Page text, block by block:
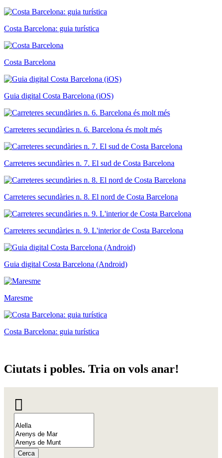
Costa Barcelona: guia turística
Costa Barcelona
Guia digital Costa Barcelona (iOS)
Carreteres secundàries n. 6. Barcelona és molt més
Carreteres secundàries n. 7. El sud de Costa Barcelona
Carreteres secundàries n. 8. El nord de Costa Barcelona
Carreteres secundàries n. 9. L'interior de Costa Barcelona
Guia digital Costa Barcelona (Android)
Maresme
Costa Barcelona: guia turística
Ciutats i pobles. Tria on vols anar!
Cerca